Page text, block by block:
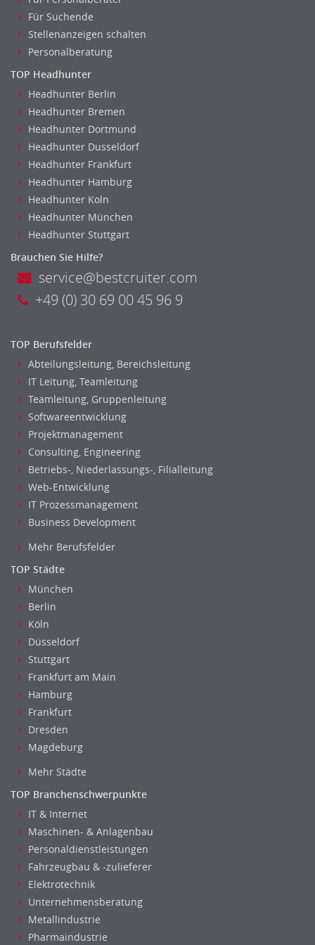
Referent
Anwaltschaft
Justiziariat, Rechtsabteilung
Notar-, Justizfachangestellter, Anwaltsfachgehilfe
Notariat
Richter, Justizbeamte
Analyst
Anlageberatung, Vermögensberatung
Asset-/Fonds-Management
Sicherheit
Banken, Finanzdienstleister und Versicherungen Finanzen
Firmenkundengeschäft
Investment-Banking
Kreditanalyse
Versicherung: Sachbearbeitung
Zahlungsverkehr
Ausbilder
Berufsschule
Erwachsenenbildung
Erzieher
Kindergarten, KiTa, Vorschule
Bildung & Soziales Leitung, Teamleitung
Sozialarbeit
Universität, Fachhochschule
Unterricht: Grundschule
Unterricht: Sekundarstufe
Architektur
Fotografie, Video
Grafik- und Kommunikationsdesign
Medien-, Screen-, Webdesign
Modedesign, Schmuckdesign
Produktdesign, Industriedesign
Theater, Schauspiel, Musik, Tanz
Beschaffungslogistik
Disposition
Einkauf
Logistik
Entsorgungslogistik
Fuhrparkmanagement
Lagerlogistik
Einkauf, Materialwirtschaft & Logistik Leitung, Teamleitung
Materialwirtschaft
Produktionslogistik
Einkauf, Materialwirtschaft & Logistik Prozessmanagement
Naturwissenschaften & Forschung
Für Suchende
Stellenanzeigen schalten
Personalberatung
TOP Headhunter
Headhunter Berlin
Headhunter Bremen
Headhunter Dortmund
Headhunter Dusseldorf
Headhunter Frankfurt
Headhunter Hamburg
Headhunter Koln
Headhunter München
Headhunter Stuttgart
Brauchen Sie Hilfe?
service@bestcruiter.com
+49 (0) 30 69 00 45 96 9
TOP Berufsfelder
Abteilungsleitung, Bereichsleitung
IT Leitung, Teamleitung
Teamleitung, Gruppenleitung
Softwareentwicklung
Projektmanagement
Consulting, Engineering
Betriebs-, Niederlassungs-, Filialleitung
Web-Entwicklung
IT Prozessmanagement
Business Development
Mehr Berufsfelder
TOP Städte
München
Berlin
Köln
Düsseldorf
Stuttgart
Frankfurt am Main
Hamburg
Frankfurt
Dresden
Magdeburg
Mehr Städte
TOP Branchenschwerpunkte
IT & Internet
Maschinen- & Anlagenbau
Personaldienstleistungen
Fahrzeugbau & -zulieferer
Elektrotechnik
Unternehmensberatung
Metallindustrie
Pharmaindustrie